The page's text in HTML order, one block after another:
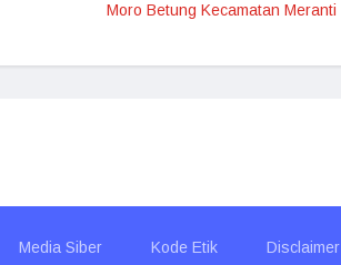
Moro Betung Kecamatan Meranti
Media Siber Kode Etik Disclaimer